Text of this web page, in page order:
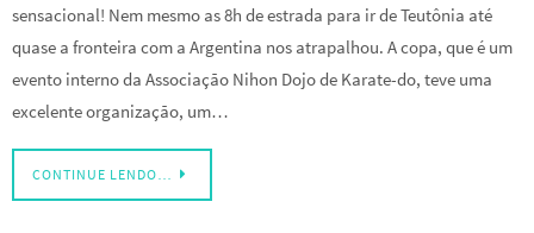
sensacional! Nem mesmo as 8h de estrada para ir de Teutônia até
quase a fronteira com a Argentina nos atrapalhou. A copa, que é um
evento interno da Associação Nihon Dojo de Karate-do, teve uma
excelente organização, um…
CONTINUE LENDO…